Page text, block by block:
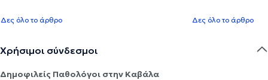
Δες όλο το άρθρο Δες όλο το άρθρο
Χρήσιμοι σύνδεσμοι
Δημοφιλείς Παθολόγοι στην Καβάλα